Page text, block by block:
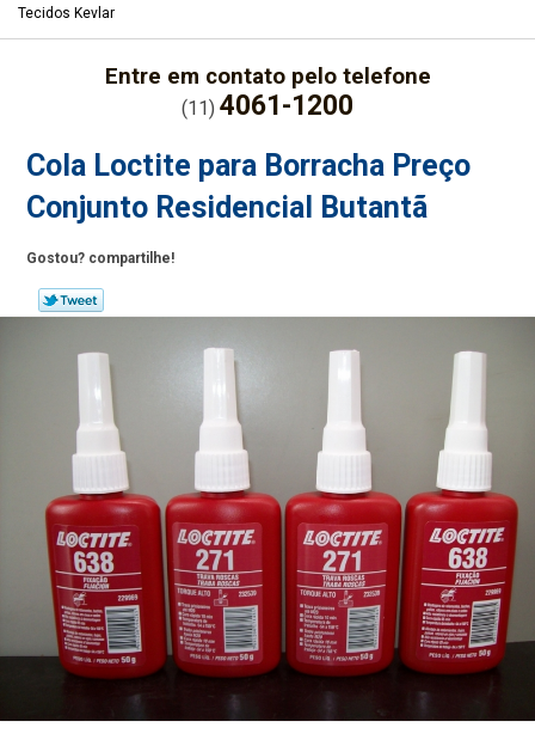
Tecidos Kevlar
Entre em contato pelo telefone
(11) 4061-1200
Cola Loctite para Borracha Preço
Conjunto Residencial Butantã
Gostou? compartilhe!